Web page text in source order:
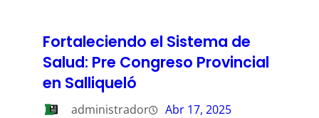
Fortaleciendo el Sistema de
Salud: Pre Congreso Provincial
en Salliqueló
administrador Abr 17, 2025